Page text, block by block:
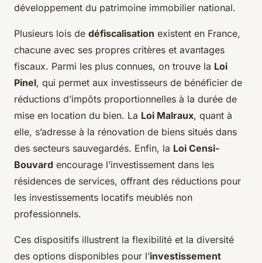
développement du patrimoine immobilier national.
Plusieurs lois de défiscalisation existent en France,
chacune avec ses propres critères et avantages
fiscaux. Parmi les plus connues, on trouve la Loi
Pinel, qui permet aux investisseurs de bénéficier de
réductions d’impôts proportionnelles à la durée de
mise en location du bien. La Loi Malraux, quant à
elle, s’adresse à la rénovation de biens situés dans
des secteurs sauvegardés. Enfin, la Loi Censi-
Bouvard encourage l’investissement dans les
résidences de services, offrant des réductions pour
les investissements locatifs meublés non
professionnels.
Ces dispositifs illustrent la flexibilité et la diversité
des options disponibles pour l’investissement